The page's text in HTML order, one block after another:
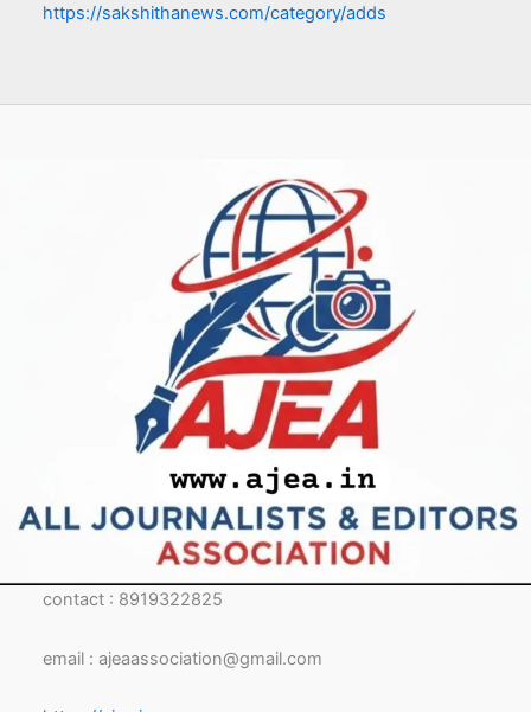
https://sakshithanews.com/category/adds
contact : 8919322825
email : ajeaassociation@gmail.com